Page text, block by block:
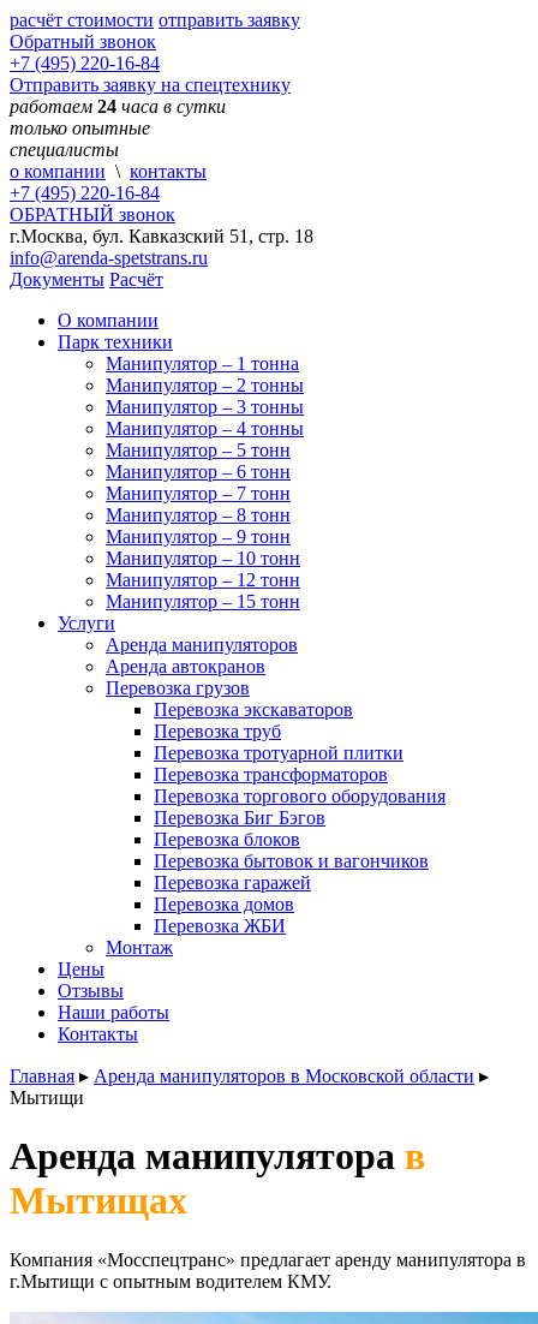
расчёт стоимости отправить заявку
Обратный звонок
+7 (495) 220-16-84
Отправить заявку на спецтехнику
работаем 24 часа в сутки
только опытные
специалисты
о компании \ контакты
+7 (495) 220-16-84
ОБРАТНЫЙ звонок
г.Москва, бул. Кавказский 51, стр. 18
info@arenda-spetstrans.ru
Документы Расчёт
О компании
Парк техники
Манипулятор – 1 тонна
Манипулятор – 2 тонны
Манипулятор – 3 тонны
Манипулятор – 4 тонны
Манипулятор – 5 тонн
Манипулятор – 6 тонн
Манипулятор – 7 тонн
Манипулятор – 8 тонн
Манипулятор – 9 тонн
Манипулятор – 10 тонн
Манипулятор – 12 тонн
Манипулятор – 15 тонн
Услуги
Аренда манипуляторов
Аренда автокранов
Перевозка грузов
Перевозка экскаваторов
Перевозка труб
Перевозка тротуарной плитки
Перевозка трансформаторов
Перевозка торгового оборудования
Перевозка Биг Бэгов
Перевозка блоков
Перевозка бытовок и вагончиков
Перевозка гаражей
Перевозка домов
Перевозка ЖБИ
Монтаж
Цены
Отзывы
Наши работы
Контакты
Главная ▸ Аренда манипуляторов в Московской области ▸
Мытищи
Аренда манипулятора в
Мытищах
Компания «Мосспецтранс» предлагает аренду манипулятора в
г.Мытищи с опытным водителем КМУ.